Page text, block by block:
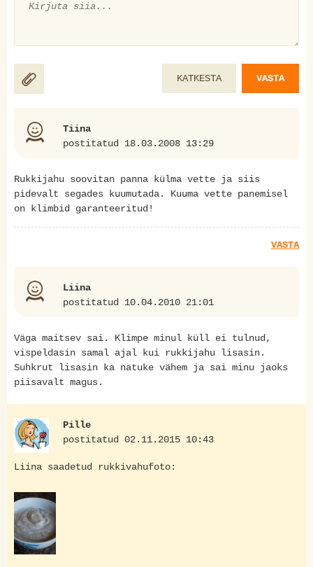
KATKESTA VASTA
Tiina
postitatud 18.03.2008 13:29
Rukkijahu soovitan panna külma vette ja siis
pidevalt segades kuumutada. Kuuma vette panemisel
on klimbid garanteeritud!
VASTA
Liina
postitatud 10.04.2010 21:01
Väga maitsev sai. Klimpe minul küll ei tulnud,
vispeldasin samal ajal kui rukkijahu lisasin.
Suhkrut lisasin ka natuke vähem ja sai minu jaoks
piisavalt magus.
Pille
postitatud 02.11.2015 10:43
Liina saadetud rukkivahufoto: